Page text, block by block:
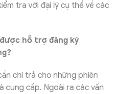
tra với đại lý cụ thể về các
hỗ trợ đăng ký
chi trả cho những phiên
cung cấp. Ngoài ra các vấn